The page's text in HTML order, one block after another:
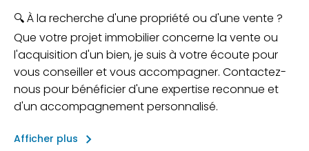
🔍 À la recherche d'une propriété ou d'une vente ?
Que votre projet immobilier concerne la vente ou
l'acquisition d'un bien, je suis à votre écoute pour
vous conseiller et vous accompagner. Contactez-
nous pour bénéficier d'une expertise reconnue et
d'un accompagnement personnalisé.
Afficher plus
keyboard_arrow_right